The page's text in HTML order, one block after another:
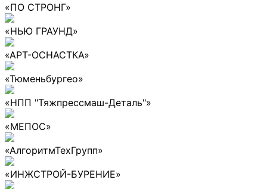
«ПО СТРОНГ»
«НЬЮ ГРАУНД»
«АРТ-ОСНАСТКА»
«Тюменьбургео»
«НПП "Тяжпрессмаш-Деталь"»
«МЕПОС»
«АлгоритмТехГрупп»
«ИНЖСТРОЙ-БУРЕНИЕ»